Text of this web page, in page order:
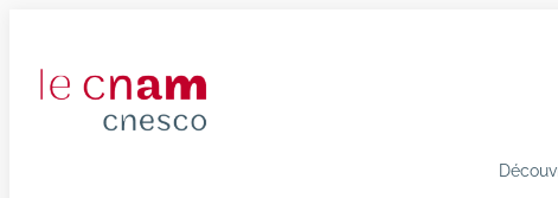
contenu